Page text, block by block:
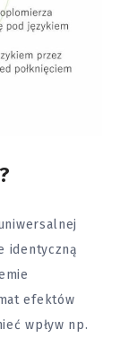
identyczną
efektów
wpływ np.